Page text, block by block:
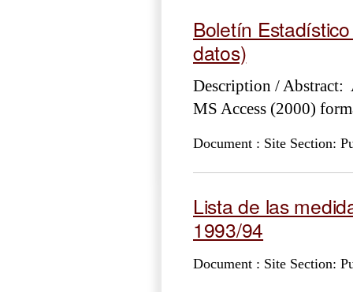
Boletín
datos)
Description /
MS Access (2000)
Document : Site Section:
Lista de las
1993/94
Document : Site Section: